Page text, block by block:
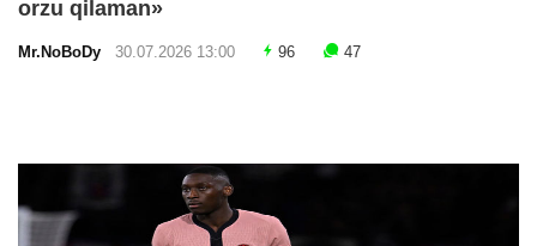
orzu qilaman»
Mr.NoBoDy 30.07.2026 13:00 96 47